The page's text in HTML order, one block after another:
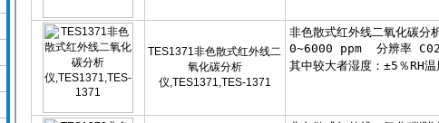
TES1371非色散式红外线二
氧化碳分析
仪,TES1371,TES-1371